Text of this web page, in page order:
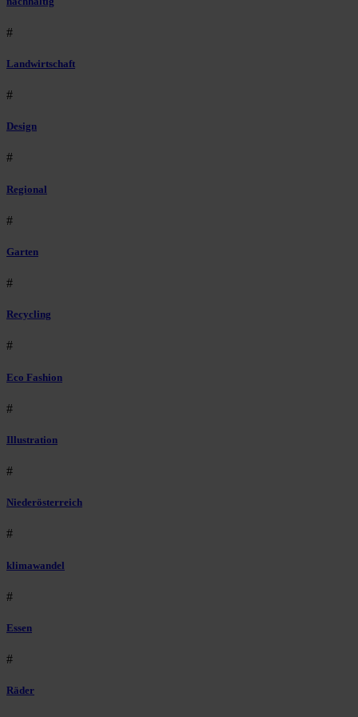
#
Landwirtschaft
#
Design
#
Regional
#
Garten
#
Recycling
#
Eco Fashion
#
Illustration
#
Niederösterreich
#
klimawandel
#
Essen
#
Räder